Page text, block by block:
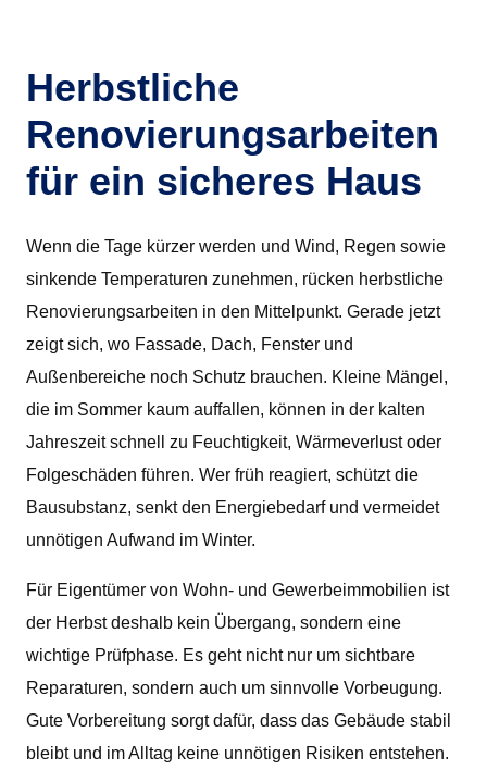
Herbstliche
Renovierungsarbeiten
für ein sicheres Haus
Wenn die Tage kürzer werden und Wind, Regen sowie
sinkende Temperaturen zunehmen, rücken herbstliche
Renovierungsarbeiten in den Mittelpunkt. Gerade jetzt
zeigt sich, wo Fassade, Dach, Fenster und
Außenbereiche noch Schutz brauchen. Kleine Mängel,
die im Sommer kaum auffallen, können in der kalten
Jahreszeit schnell zu Feuchtigkeit, Wärmeverlust oder
Folgeschäden führen. Wer früh reagiert, schützt die
Bausubstanz, senkt den Energiebedarf und vermeidet
unnötigen Aufwand im Winter.
Für Eigentümer von Wohn- und Gewerbeimmobilien ist
der Herbst deshalb kein Übergang, sondern eine
wichtige Prüfphase. Es geht nicht nur um sichtbare
Reparaturen, sondern auch um sinnvolle Vorbeugung.
Gute Vorbereitung sorgt dafür, dass das Gebäude stabil
bleibt und im Alltag keine unnötigen Risiken entstehen.